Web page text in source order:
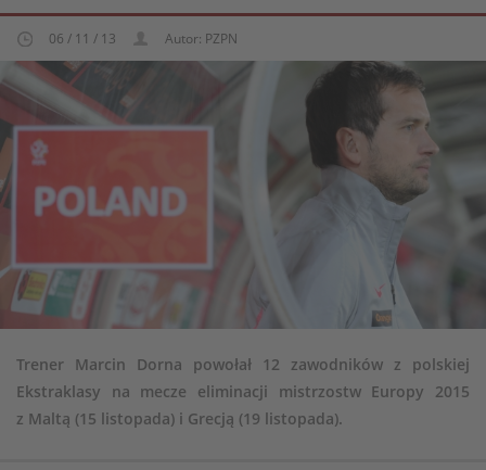
06 / 11 / 13 Autor: PZPN
Trener Marcin Dorna powołał 12 zawodników z polskiej
Ekstraklasy na mecze eliminacji mistrzostw Europy 2015
z Maltą (15 listopada) i Grecją (19 listopada).